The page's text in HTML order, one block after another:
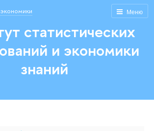
Меню
статистических
и экономики
знаний